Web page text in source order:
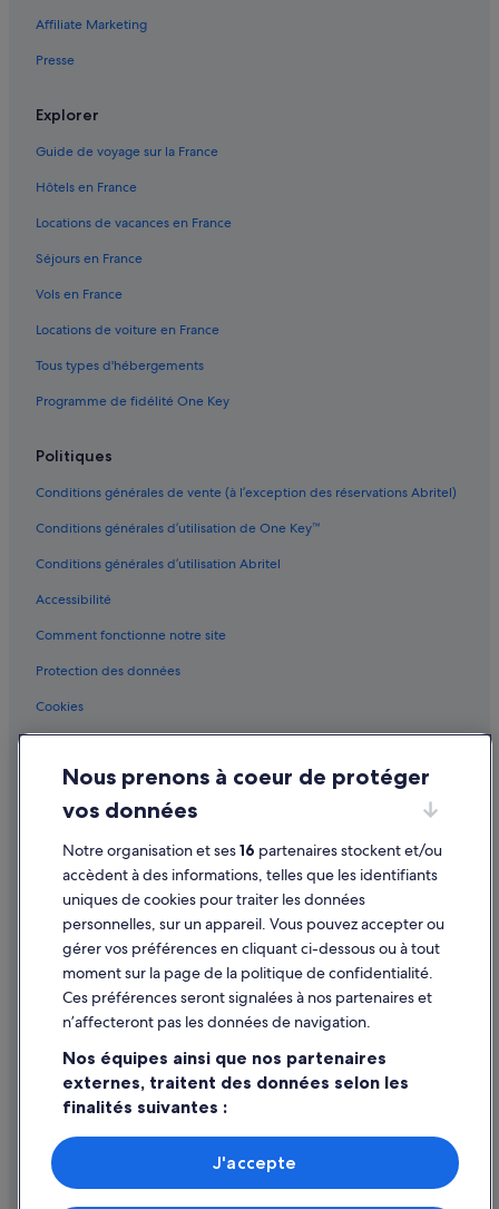
Bora Bora : hôtels Hôtels avec concierge
Bora Bora : hôtels Hôtels avec parking
Bora Bora : hôtels Hôtels-boutiques
Bora Bora : hôtels Hôtels de luxe
Bora Bora : hôtels Hôtels écologiques
Bora Bora : hôtels Hôtels LGBTQIA+ friendly
Bora Bora : hôtels Hôtels avec golf
Bora Bora : hôtels Hôtels avec restaurant
Bora Bora : hôtels Hôtels romantiques
Bora Bora : hôtels Hôtels avec centre de fitness
Bora Bora : hôtels Hôtels pour faire du shopping
Bora Bora : hôtels Hôtels avec spa
Bora Bora : hôtels Hôtels d’aventure
Bora Bora : hôtels Hôtels tout compris
Bora Bora : hôtels Hôtels avec vue sur l’océan
Bora Bora : hôtels Hôtels avec bains à remous
Bora Bora : hôtels Hôtels pas chers
Bora Bora : hôtels Séjours de plongée sous-marine
Bora Bora : hôtels Hôtels au ski
Bora Bora : hôtels
Bora Bora : Lodges
Bora Bora : Maisons de campagne
Bora Bora : Motels
Bora Bora : Pousadas
Bora Bora : Ranchs
Bora Bora : Résidences de vacances
Bora Bora : Complexes hôteliers
Affiliate Marketing
Presse
Explorer
Guide de voyage sur la France
Hôtels en France
Locations de vacances en France
Séjours en France
Vols en France
Locations de voiture en France
Tous types d'hébergements
Programme de fidélité One Key
Politiques
Conditions générales de vente (à l’exception des réservations Abritel)
Conditions générales d’utilisation de One Key™
Conditions générales d’utilisation Abritel
Accessibilité
Comment fonctionne notre site
Protection des données
Cookies
Mentions légales / Nous contacter
Directives de contenu et signalement de contenus
Aide
Assistance
Annuler votre vol
Annuler une réservation d'hôtel ou de location de vacances
Délais de remboursement
Documents de voyage internationaux
Parmi les moyens de paiement acceptés sur expedia.fr figurent :
American Express, Diner’s Club International, Mastercard, Visa, Visa
Nous prenons à coeur de protéger
vos données
Notre organisation et ses16 partenaires stockent et/ou
accèdent à des informations, telles que les identifiants
uniques de cookies pour traiter les données
personnelles, sur un appareil. Vous pouvez accepter ou
gérer vos préférences en cliquant ci-dessous ou à tout
moment sur la page de la politique de confidentialité.
Ces préférences seront signalées à nos partenaires et
n’affecteront pas les données de navigation.
Nos équipes ainsi que nos partenaires
externes, traitent des données selon les
finalités suivantes :
Utiliser des données de géolocalisation précises. Analyser
activement les caractéristiques de l’appareil pour
l’identification. Stocker et/ou accéder à des informations
J'accepte